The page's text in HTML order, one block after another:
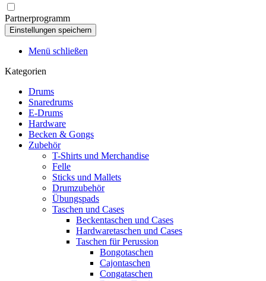
Partnerprogramm
Menü schließen
Kategorien
Drums
Snaredrums
E-Drums
Hardware
Becken & Gongs
Zubehör
T-Shirts und Merchandise
Felle
Sticks und Mallets
Drumzubehör
Übungspads
Taschen und Cases
Beckentaschen und Cases
Hardwaretaschen und Cases
Taschen für Perussion
Bongotaschen
Cajontaschen
Congataschen